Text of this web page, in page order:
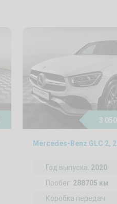
3
Mercedes-Benz GLC 2,
Год выпуска: 2020
Пробег: 288705 км
Коробка передач: